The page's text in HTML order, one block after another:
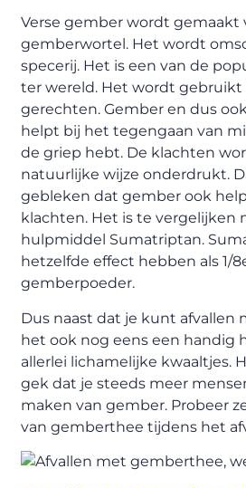
Verse gember wordt gemaakt
gemberwortel. Het wordt
specerij. Het is een van de
ter wereld. Het wordt gebruikt
gerechten. Gember en dus
helpt bij het tegengaan van
de griep hebt. De klachten
natuurlijke wijze onderdrukt.
gebleken dat gember ook
klachten. Het is te vergelijken
hulpmiddel Sumatriptan.
hetzelfde effect hebben als 1/
gemberpoeder.
Dus naast dat je kunt afvallen
het ook nog eens een handig
allerlei lichamelijke kwaaltjes.
gek dat je steeds meer
maken van gember. Probeer
van gemberthee tijdens het